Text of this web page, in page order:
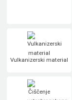
Vulkanizerski material